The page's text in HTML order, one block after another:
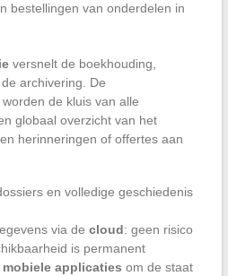
bestellingen van onderdelen in
versnelt de boekhouding,
archivering. De
worden de kluis van alle
globaal overzicht van het
herinneringen of offertes aan
en volledige geschiedenis
via de cloud: geen risico
is permanent
mobiele applicaties om de staat